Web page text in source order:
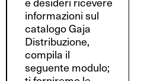
informazioni sul
catalogo Gaja
Distribuzione,
compila il
seguente modulo;